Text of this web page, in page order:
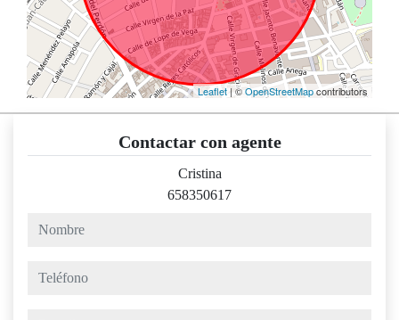
Leaflet| ©OpenStreetMapcontributors
Contactar con agente
Cristina
658350617
nombre
teléfono